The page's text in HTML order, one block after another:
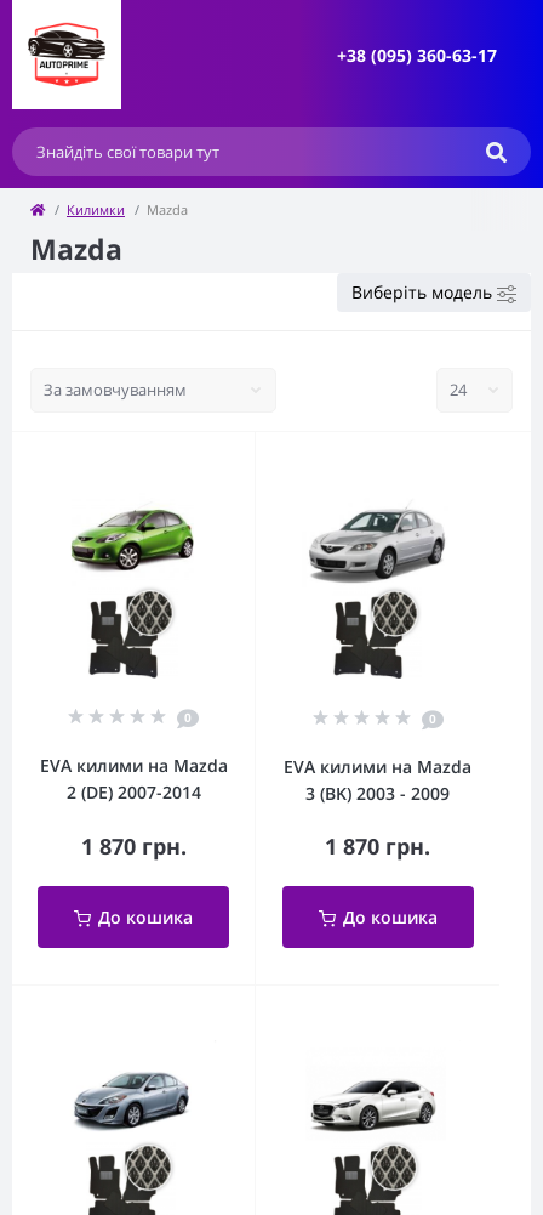
+38 (095) 360-63-17
Килимки Mazda
Mazda
Виберіть модель
0
EVA килими на Mazda
2 (DE) 2007-2014
1 870 грн.
До кошика
0
EVA килими на Mazda
3 (BK) 2003 - 2009
1 870 грн.
До кошика